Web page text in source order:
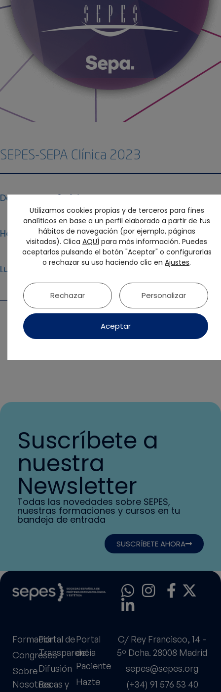
SEPES-SEPA Clínica 2023
Desde 24 febrero
Hasta 25 febrero
Lugar World Trade Center, Barcelona
Suscríbete a
nuestra
Newsletter
Todas las novedades sobre SEPES,
nuestras formaciones y cursos en tu
bandeja de entrada
SUSCRÍBETE AHORA
Formación
Congresos
Sobre
Nosotros
Portal de
Transparencia
Difusión
Becas y
Portal
del
Paciente
Hazte
C/ Rey Francisco, 14 -
5º Dcha. 28008 Madrid
sepes@sepes.org
(+34) 91 576 53 40
Utilizamos cookies propias y de terceros para fines
analíticos en base a un perfil elaborado a partir de tus
hábitos de navegación (por ejemplo, páginas
visitadas). Clica AQUÍ para más información. Puedes
aceptarlas pulsando el botón "Aceptar" o configurarlas
o rechazar su uso haciendo clic en Ajustes.
Aceptar
Rechazar Personalizar